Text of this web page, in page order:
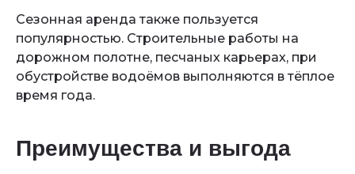
Сезонная аренда также пользуется
популярностью. Строительные работы на
дорожном полотне, песчаных карьерах, при
обустройстве водоёмов выполняются в тёплое
время года.
Преимущества и выгода